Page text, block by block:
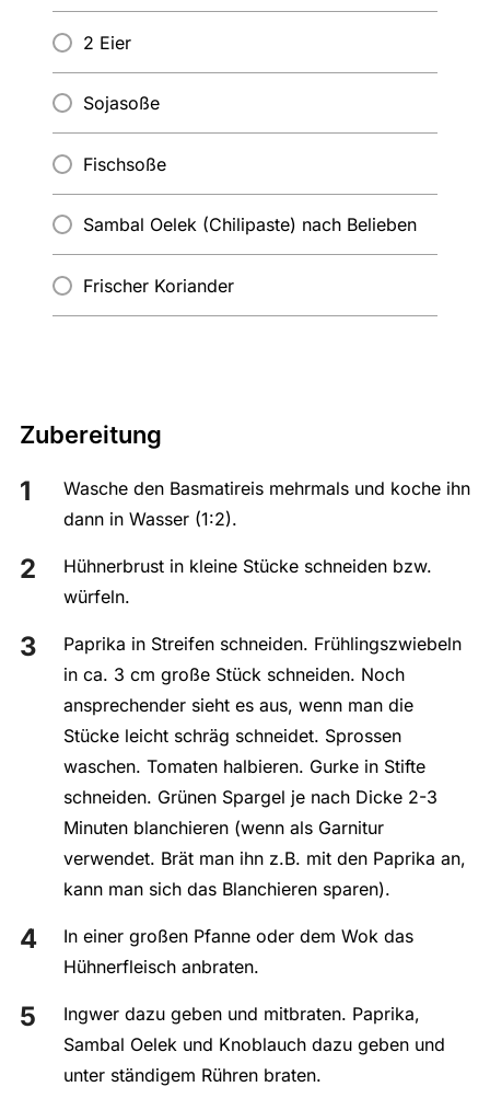
2 Eier
Sojasoße
Fischsoße
Sambal Oelek (Chilipaste) nach Belieben
Frischer Koriander
Zubereitung
Wasche den Basmatireis mehrmals und koche ihn
dann in Wasser (1:2).
Hühnerbrust in kleine Stücke schneiden bzw.
würfeln.
Paprika in Streifen schneiden. Frühlingszwiebeln
in ca. 3 cm große Stück schneiden. Noch
ansprechender sieht es aus, wenn man die
Stücke leicht schräg schneidet. Sprossen
waschen. Tomaten halbieren. Gurke in Stifte
schneiden. Grünen Spargel je nach Dicke 2-3
Minuten blanchieren (wenn als Garnitur
verwendet. Brät man ihn z.B. mit den Paprika an,
kann man sich das Blanchieren sparen).
In einer großen Pfanne oder dem Wok das
Hühnerfleisch anbraten.
Ingwer dazu geben und mitbraten. Paprika,
Sambal Oelek und Knoblauch dazu geben und
unter ständigem Rühren braten.